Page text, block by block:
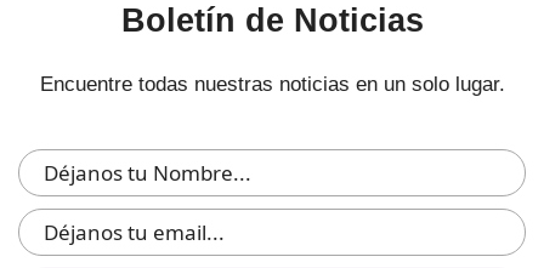
Boletín de Noticias
Encuentre todas nuestras noticias en un solo lugar.